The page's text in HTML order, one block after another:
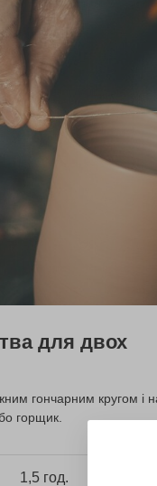
для двох
гончарним кругом і
горщик.
1,5 год.